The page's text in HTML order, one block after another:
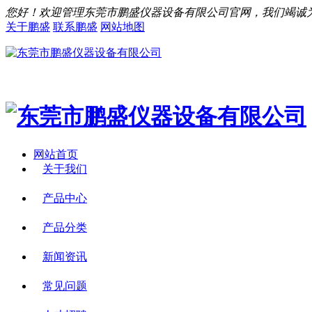
您好！欢迎管理东莞市鹏盛仪器设备有限公司官网，我们竭诚
关于鹏盛 联系鹏盛 网站地图
网站首页
关于我们
产品中心
产品分类
新闻资讯
常见问题